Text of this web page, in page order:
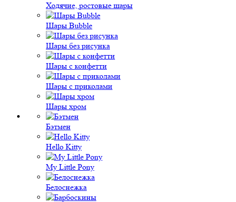
Ходячие, ростовые шары
Шары Bubble
Шары без рисунка
Шары с конфетти
Шары с приколами
Шары хром
Бэтмен
Hello Kitty
My Little Pony
Белоснежка